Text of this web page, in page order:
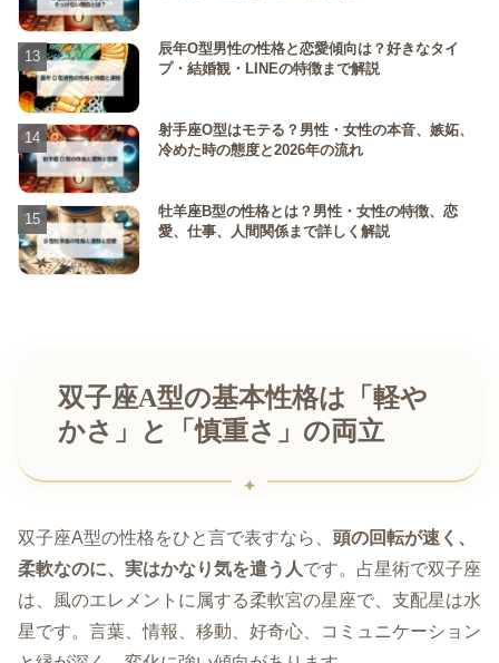
辰年O型男性の性格と恋愛傾向は？好きなタイ
プ・結婚観・LINEの特徴まで解説
射手座O型はモテる？男性・女性の本音、嫉妬、
冷めた時の態度と2026年の流れ
牡羊座B型の性格とは？男性・女性の特徴、恋
愛、仕事、人間関係まで詳しく解説
双子座A型の基本性格は「軽や
かさ」と「慎重さ」の両立
双子座A型の性格をひと言で表すなら、 頭の回転が速く、
柔軟なのに、実はかなり気を遣う人です。占星術で双子座
は、風のエレメントに属する柔軟宮の星座で、支配星は水
星です。言葉、情報、移動、好奇心、コミュニケーション